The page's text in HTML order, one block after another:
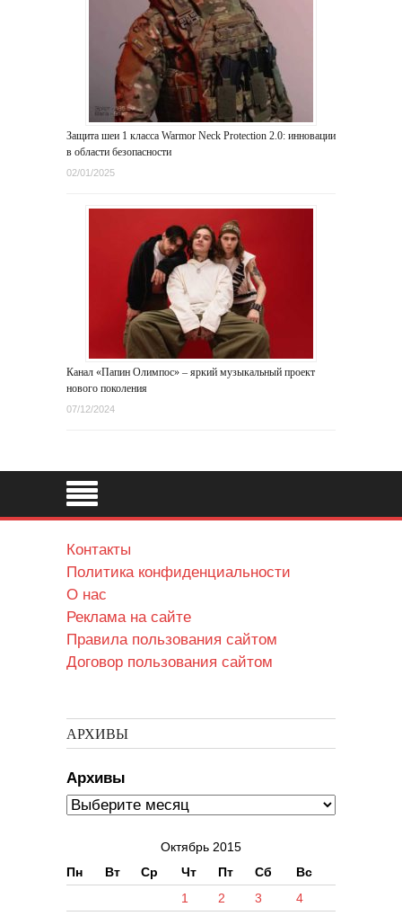
Защита шеи 1 класса Warmor Neck Protection 2.0: инновации
в области безопасности
02/01/2025
Канал «Папин Олимпос» – яркий музыкальный проект
нового поколения
07/12/2024
Контакты
Политика конфиденциальности
О нас
Реклама на сайте
Правила пользования сайтом
Договор пользования сайтом
АРХИВЫ
Архивы
Октябрь 2015
Пн
Вт Ср Чт Пт Сб Вс
1 2 3
4